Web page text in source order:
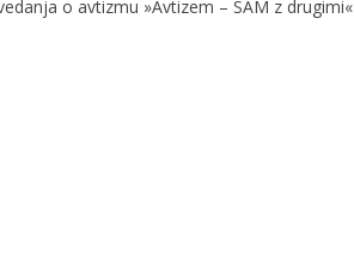
o avtizmu »Avtizem – SAM z drugimi«